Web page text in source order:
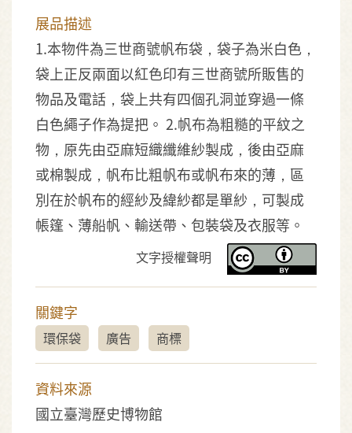
展品描述
1.本物件為三世商號帆布袋，袋子為米白色，
袋上正反兩面以紅色印有三世商號所販售的
物品及電話，袋上共有四個孔洞並穿過一條
白色繩子作為提把。 2.帆布為粗糙的平紋之
物，原先由亞麻短織纖維紗製成，後由亞麻
或棉製成，帆布比粗帆布或帆布來的薄，區
別在於帆布的經紗及緯紗都是單紗，可製成
帳篷、薄船帆、輸送帶、包裝袋及衣服等。
文字授權聲明
關鍵字
環保袋 廣告 商標
資料來源
國立臺灣歷史博物館